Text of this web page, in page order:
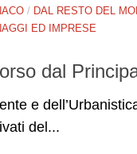
/ DAL RESTO DEL
ED IMPRESE
dal
e
del...